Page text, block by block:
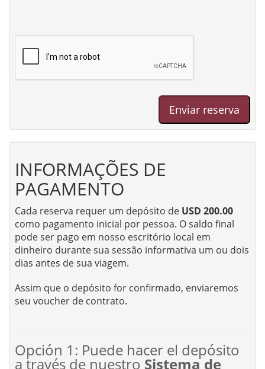
Enviar reserva
INFORMAÇÕES DE
PAGAMENTO
Cada reserva requer um depósito de USD 200.00
como pagamento inicial por pessoa. O saldo final
pode ser pago em nosso escritório local em
dinheiro durante sua sessão informativa um ou dois
dias antes de sua viagem.
Assim que o depósito for confirmado, enviaremos
seu voucher de contrato.
Opción 1: Puede hacer el depósito
a través de nuestro Sistema de